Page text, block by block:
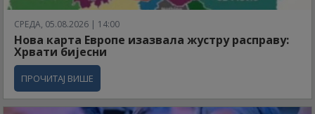
СРЕДА, 05.08.2026 | 14:00
Нова карта Европе изазвала жустру расправу:
Хрвати бијесни
ПРОЧИТАЈ ВИШЕ